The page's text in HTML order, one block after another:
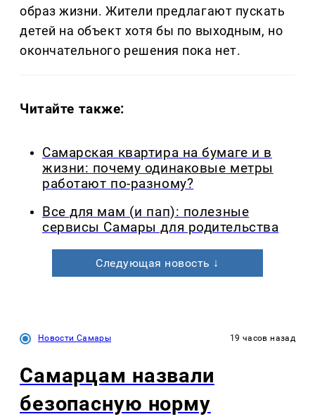
образ жизни. Жители предлагают пускать
детей на объект хотя бы по выходным, но
окончательного решения пока нет.
Читайте также:
Самарская квартира на бумаге и в
жизни: почему одинаковые метры
работают по-разному?
Все для мам (и пап): полезные
сервисы Самары для родительства
Следующая новость ↓
Новости Самары 19 часов назад
Самарцам назвали
безопасную норму